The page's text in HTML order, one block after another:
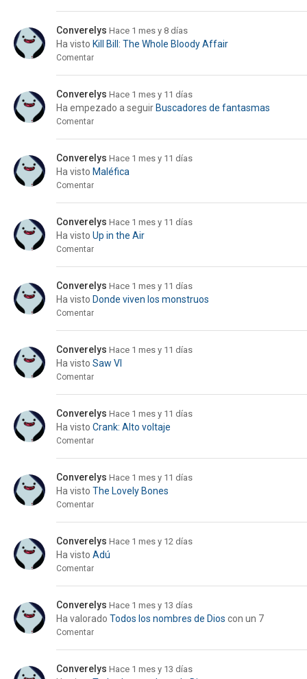
Converelys Hace 1 mes y 8 días
Ha visto Kill Bill: The Whole Bloody Affair
Comentar
Converelys Hace 1 mes y 11 días
Ha empezado a seguir Buscadores de fantasmas
Comentar
Converelys Hace 1 mes y 11 días
Ha visto Maléfica
Comentar
Converelys Hace 1 mes y 11 días
Ha visto Up in the Air
Comentar
Converelys Hace 1 mes y 11 días
Ha visto Donde viven los monstruos
Comentar
Converelys Hace 1 mes y 11 días
Ha visto Saw VI
Comentar
Converelys Hace 1 mes y 11 días
Ha visto Crank: Alto voltaje
Comentar
Converelys Hace 1 mes y 11 días
Ha visto The Lovely Bones
Comentar
Converelys Hace 1 mes y 12 días
Ha visto Adú
Comentar
Converelys Hace 1 mes y 13 días
Ha valorado Todos los nombres de Dios con un 7
Comentar
Converelys Hace 1 mes y 13 días